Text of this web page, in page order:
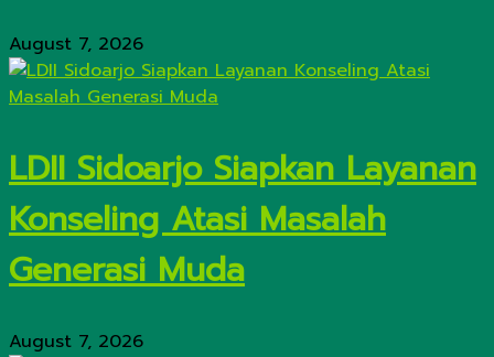
August 7, 2026
LDII Sidoarjo Siapkan Layanan
Konseling Atasi Masalah
Generasi Muda
August 7, 2026